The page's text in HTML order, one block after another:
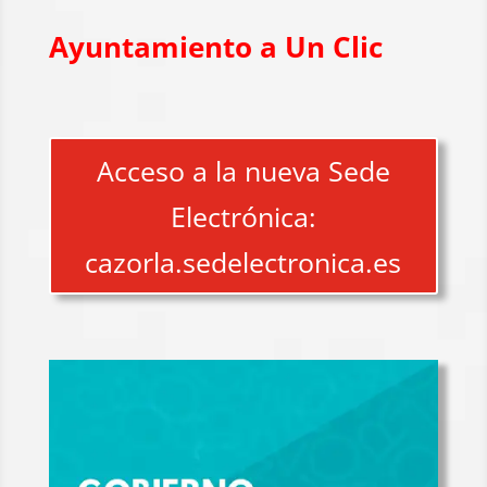
Ayuntamiento a Un Clic
Acceso a la nueva Sede
Electrónica:
cazorla.sedelectronica.es